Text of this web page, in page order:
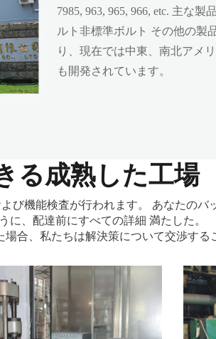
7985, 963, 965, 966, etc. 主な
ルト非標準ボルト その他の製
り、現在では中東、南北アメ
も開発されています。
る成熟した工場
び機能検査が行われます。 あなたのバ
に、配達前にすべての詳細 満たした。
合、私たちは解決策について交渉する